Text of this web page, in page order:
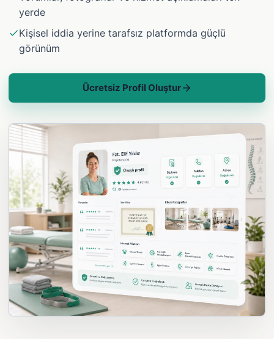
yerde
Kişisel iddia yerine tarafsız platformda güçlü
görünüm
Ücretsiz Profil Oluştur